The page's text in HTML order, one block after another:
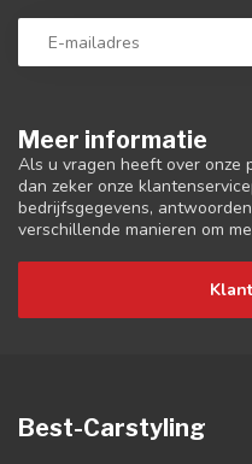
Meer informatie
Als u vragen heeft over onze
dan zeker onze
bedrijfsgegevens,
verschillende manieren om
Best-Carstyling